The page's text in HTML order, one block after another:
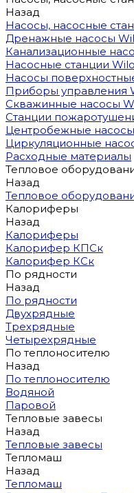
Назад
Насосы, насосные
Дренажные насосы
Канализационные
Насосные станции Wilo
Насосы
Приборы управления
Скважинные насосы
Станции
Центробежные
Циркуляционные
Расходные материалы
Тепловое
Назад
Тепловое
Калориферы
Назад
Калориферы
Калорифер КПСк
Калорифер КСк
По рядности
Назад
По рядности
Двухрядные
Трехрядные
Четырехрядные
По теплоносителю
Назад
По теплоносителю
Водяной
Паровой
Тепловые завесы
Назад
Тепловые завесы
Тепломаш
Назад
Тепломаш